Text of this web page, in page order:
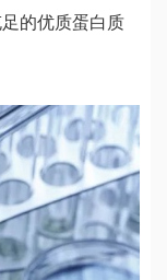
的优质蛋白质